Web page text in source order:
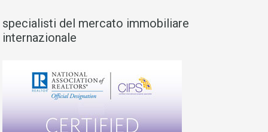
specialisti del mercato immobiliare
internazionale